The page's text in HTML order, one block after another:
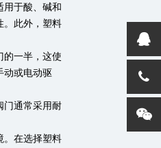
用于酸、碱和
。此外，塑料
的一半，这使
动或电动驱
门通常采用耐
。在选择塑料